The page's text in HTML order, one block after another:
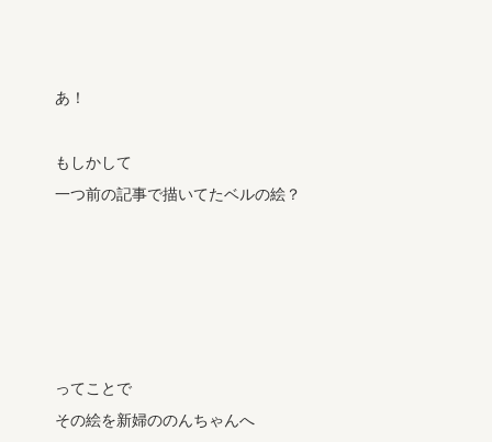
あ！
もしかして
一つ前の記事で描いてたベルの絵？
ってことで
その絵を新婦ののんちゃんへ